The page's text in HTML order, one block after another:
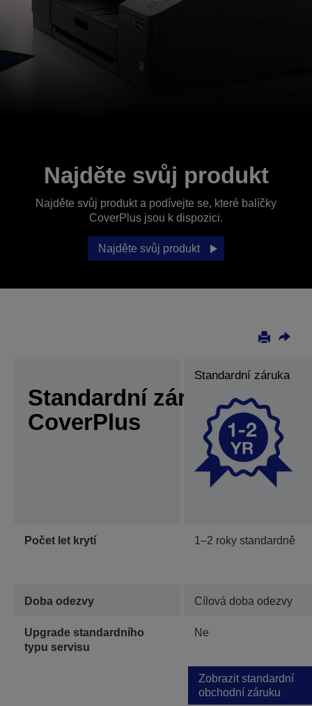
Najděte svůj produkt
Najděte svůj produkt a podívejte se, které balíčky
CoverPlus jsou k dispozici.
Najděte svůj produkt
Standardní záruka vs.
CoverPlus
Standardní záruka
Počet let krytí 1–2 roky standardně
Doba odezvy Cílová doba odezvy
Upgrade standardního
typu servisu
Ne
Zobrazit standardní
obchodní záruku